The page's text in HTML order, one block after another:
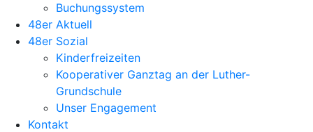
Buchungssystem
48er Aktuell
48er Sozial
Kinderfreizeiten
Kooperativer Ganztag an der Luther-
Grundschule
Unser Engagement
Kontakt